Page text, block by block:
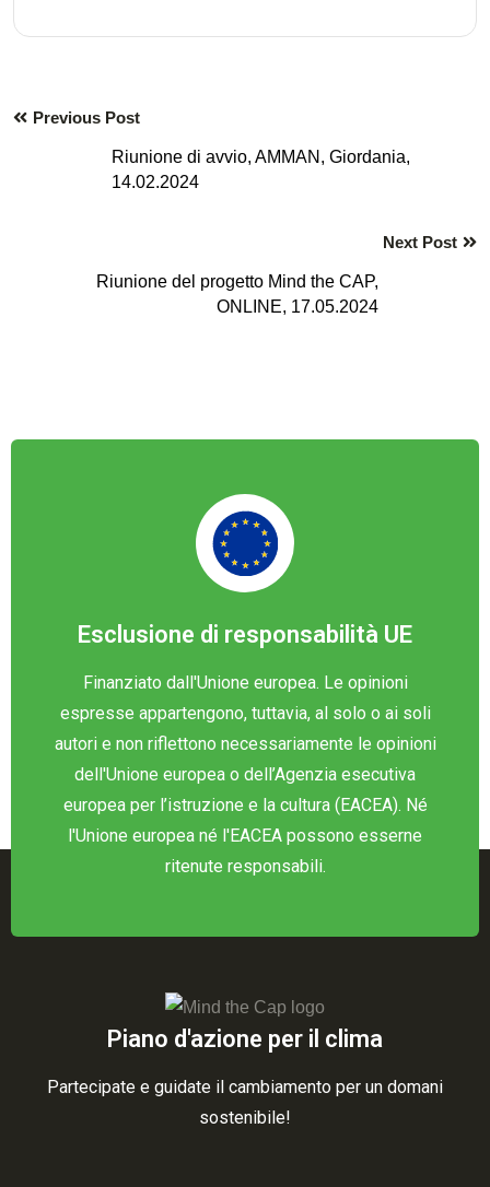
Previous Post
Riunione di avvio, AMMAN, Giordania,
14.02.2024
Next Post
Riunione del progetto Mind the CAP,
ONLINE, 17.05.2024
Esclusione di responsabilità UE
Finanziato dall'Unione europea. Le opinioni
espresse appartengono, tuttavia, al solo o ai soli
autori e non riflettono necessariamente le opinioni
dell'Unione europea o dell’Agenzia esecutiva
europea per l’istruzione e la cultura (EACEA). Né
l'Unione europea né l'EACEA possono esserne
ritenute responsabili.
Piano d'azione per il clima
Partecipate e guidate il cambiamento per un domani
sostenibile!